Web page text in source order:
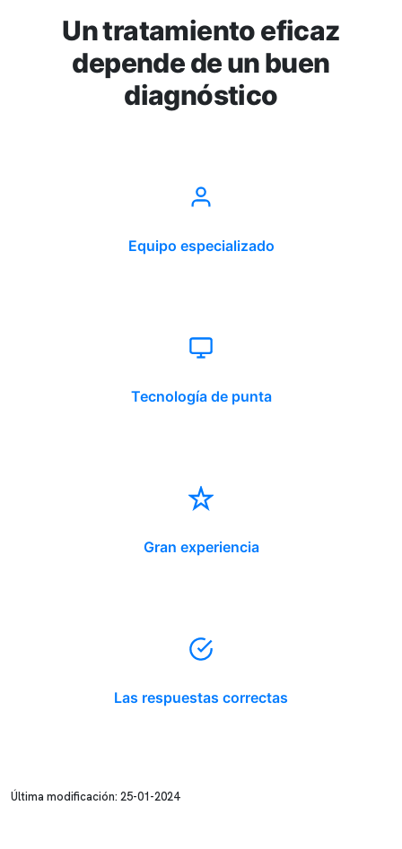
Un tratamiento eficaz
depende de un buen
diagnóstico
Equipo especializado
Tecnología de punta
Gran experiencia
Las respuestas correctas
Última modificación: 25-01-2024